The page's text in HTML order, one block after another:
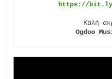
https://
Ogdoo